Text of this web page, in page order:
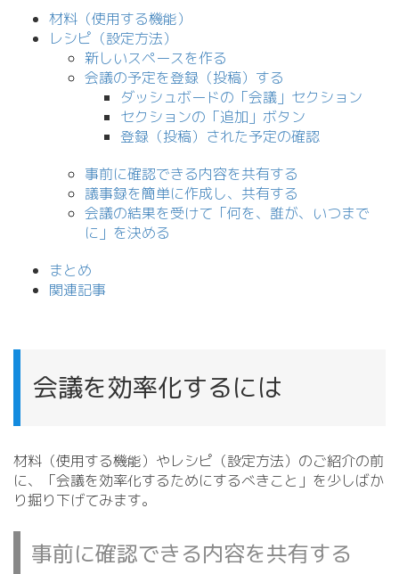
材料（使用する機能）
レシピ（設定方法）
新しいスペースを作る
会議の予定を登録（投稿）する
ダッシュボードの「会議」セクション
セクションの「追加」ボタン
登録（投稿）された予定の確認
事前に確認できる内容を共有する
議事録を簡単に作成し、共有する
会議の結果を受けて「何を、誰が、いつまで
に」を決める
まとめ
関連記事
会議を効率化するには
材料（使用する機能）やレシピ（設定方法）のご紹介の前
に、「会議を効率化するためにするべきこと」を少しばか
り掘り下げてみます。
事前に確認できる内容を共有する